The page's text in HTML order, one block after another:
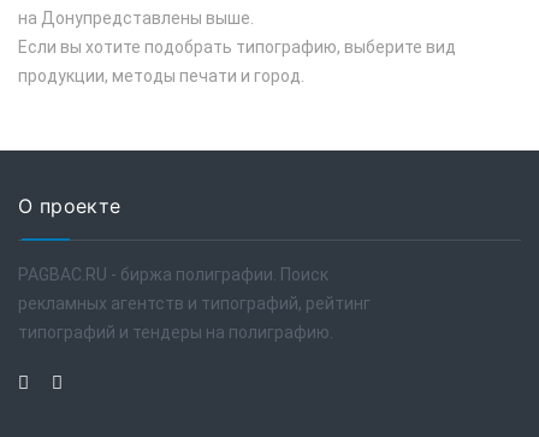
на Донупредставлены выше.
Если вы хотите подобрать типографию, выберите вид
продукции, методы печати и город.
О проекте
PAGBAC.RU - биржа полиграфии. Поиск
рекламных агентств и типографий, рейтинг
типографий и тендеры на полиграфию.